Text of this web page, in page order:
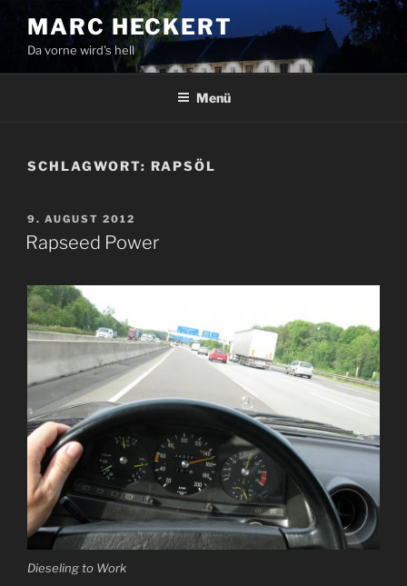
Inhalt
springen
MARC HECKERT
Da vorne wird's hell
Menü
SCHLAGWORT: RAPSÖL
VERÖFFENTLICHT
AM
9. AUGUST 2012
Rapseed Power
Dieseling to Work